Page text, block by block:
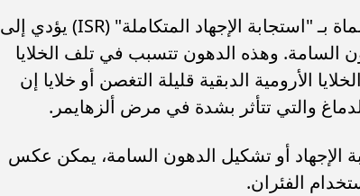
وتوصل الفريق إلى أن تفعيل هذه الطريق المسماة بـ "استجابة الإجهاد المتكاملة" (ISR) يؤدي إلى
السامة. وهذه الدهون تتسبب في تلف الخلايا
الأرومية الدبقية قليلة التغصن أو خلايا إن
الإجهاد أو تشكيل الدهون السامة، يمكن عكس
الفئران.